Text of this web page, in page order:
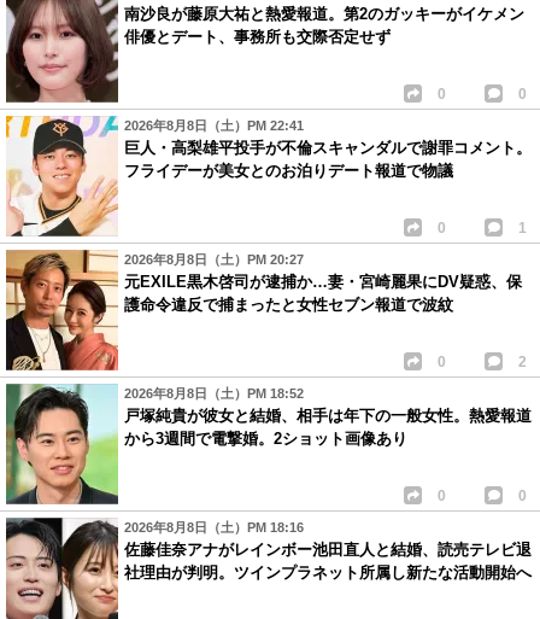
南沙良が藤原大祐と熱愛報道。第2のガッキーがイケメン
俳優とデート、事務所も交際否定せず
0 0
2026年8月8日（土）PM 22:41
巨人・高梨雄平投手が不倫スキャンダルで謝罪コメント。
フライデーが美女とのお泊りデート報道で物議
0 1
2026年8月8日（土）PM 20:27
元EXILE黒木啓司が逮捕か…妻・宮崎麗果にDV疑惑、保
護命令違反で捕まったと女性セブン報道で波紋
0 2
2026年8月8日（土）PM 18:52
戸塚純貴が彼女と結婚、相手は年下の一般女性。熱愛報道
から3週間で電撃婚。2ショット画像あり
0 0
2026年8月8日（土）PM 18:16
佐藤佳奈アナがレインボー池田直人と結婚、読売テレビ退
社理由が判明。ツインプラネット所属し新たな活動開始へ